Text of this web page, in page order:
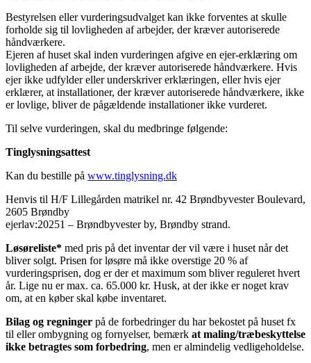
Bestyrelsen eller vurderingsudvalget kan ikke forventes at skulle
forholde sig til lovligheden af arbejder, der kræver autoriserede
håndværkere.
Ejeren af huset skal inden vurderingen afgive en ejer-erklæring om
lovligheden af arbejde, der kræver autoriserede håndværkere. Hvis
ejer ikke udfylder eller underskriver erklæringen, eller hvis ejer
erklærer, at installationer, der kræver autoriserede håndværkere, ikke
er lovlige, bliver de pågældende installationer ikke vurderet.
Til selve vurderingen, skal du medbringe følgende:
Tinglysningsattest
Kan du bestille på www.tinglysning.dk
Henvis til H/F Lillegården matrikel nr. 42 Brøndbyvester Boulevard,
2605 Brøndby
ejerlav:20251 – Brøndbyvester by, Brøndby strand.
Løsøreliste* med pris på det inventar der vil være i huset når det
bliver solgt. Prisen for løsøre må ikke overstige 20 % af
vurderingsprisen, dog er der et maximum som bliver reguleret hvert
år. Lige nu er max. ca. 65.000 kr. Husk, at der ikke er noget krav
om, at en køber skal købe inventaret.
Bilag og regninger på de forbedringer du har bekostet på huset fx
til eller ombygning og fornyelser, bemærk at maling/træbeskyttelse
ikke betragtes som forbedring, men er almindelig vedligeholdelse.